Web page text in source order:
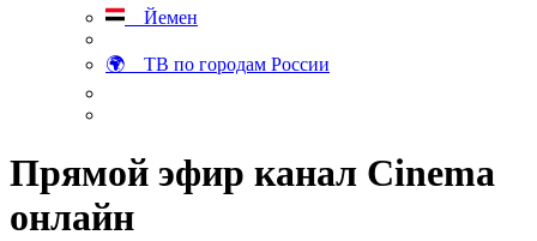
Йемен
🌍 ТВ по городам России
Прямой эфир канал Cinema
онлайн